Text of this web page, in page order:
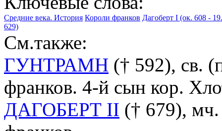
Средние века. История Короли франков Дагоберт I (ок. 608 -
629)
См.также:
ГУНТРАМН († 592), св.
франков. 4-й сын кор.
ДАГОБЕРТ II († 679), мч.